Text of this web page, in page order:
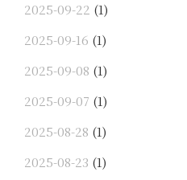
2025-09-22 (1)
2025-09-16 (1)
2025-09-08 (1)
2025-09-07 (1)
2025-08-28 (1)
2025-08-23 (1)